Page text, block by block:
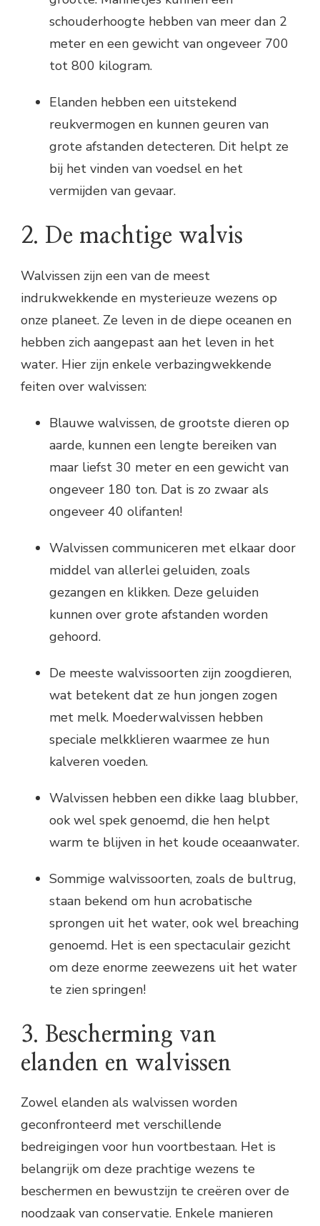
schouderhoogte hebben van meer dan 2
meter en een gewicht van ongeveer 700
tot 800 kilogram.
Elanden hebben een uitstekend
reukvermogen en kunnen geuren van
grote afstanden detecteren. Dit helpt ze
bij het vinden van voedsel en het
vermijden van gevaar.
2. De machtige walvis
Walvissen zijn een van de meest
indrukwekkende en mysterieuze wezens op
onze planeet. Ze leven in de diepe oceanen en
hebben zich aangepast aan het leven in het
water. Hier zijn enkele verbazingwekkende
feiten over walvissen:
Blauwe walvissen, de grootste dieren op
aarde, kunnen een lengte bereiken van
maar liefst 30 meter en een gewicht van
ongeveer 180 ton. Dat is zo zwaar als
ongeveer 40 olifanten!
Walvissen communiceren met elkaar door
middel van allerlei geluiden, zoals
gezangen en klikken. Deze geluiden
kunnen over grote afstanden worden
gehoord.
De meeste walvissoorten zijn zoogdieren,
wat betekent dat ze hun jongen zogen
met melk. Moederwalvissen hebben
speciale melkklieren waarmee ze hun
kalveren voeden.
Walvissen hebben een dikke laag blubber,
ook wel spek genoemd, die hen helpt
warm te blijven in het koude oceaanwater.
Sommige walvissoorten, zoals de bultrug,
staan bekend om hun acrobatische
sprongen uit het water, ook wel breaching
genoemd. Het is een spectaculair gezicht
om deze enorme zeewezens uit het water
te zien springen!
3. Bescherming van
elanden en walvissen
Zowel elanden als walvissen worden
geconfronteerd met verschillende
bedreigingen voor hun voortbestaan. Het is
belangrijk om deze prachtige wezens te
beschermen en bewustzijn te creëren over de
noodzaak van conservatie. Enkele manieren